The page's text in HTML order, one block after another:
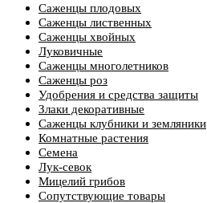
Саженцы плодовых
Саженцы лиственных
Саженцы хвойных
Луковичные
Саженцы многолетников
Саженцы роз
Удобрения и средства защиты
Злаки декоративные
Саженцы клубники и земляники
Комнатные растения
Семена
Лук-севок
Мицелий грибов
Сопутствующие товары